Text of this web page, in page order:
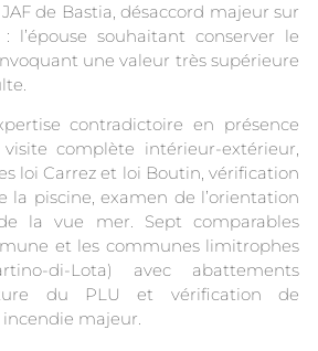
de Bastia, désaccord majeur sur
souhaitant conserver le
une valeur très supérieure
contradictoire en présence
complète intérieur-extérieur,
loi Carrez et loi Boutin, vérification
la piscine, examen de l’orientation
la vue mer. Sept comparables
et les communes limitrophes
di-Lota) avec abattements
du PLU et vérification de
incendie majeur.